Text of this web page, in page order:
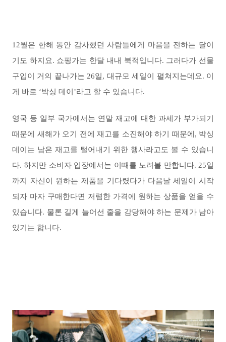
12월은 한해 동안 감사했던 사람들에게 마음을 전하는 달이
기도 하지요. 쇼핑가는 한달 내내 북적입니다. 그러다가 선물
구입이 거의 끝나가는 26일, 대규모 세일이 펼쳐지는데요. 이
게 바로 ‘박싱 데이’라고 할 수 있습니다.
영국 등 일부 국가에서는 연말 재고에 대한 과세가 부가되기
때문에 새해가 오기 전에 재고를 소진해야 하기 때문에, 박싱
데이는 남은 재고를 털어내기 위한 행사라고도 볼 수 있습니
다. 하지만 소비자 입장에서는 이때를 노려볼 만합니다. 25일
까지 자신이 원하는 제품을 기다렸다가 다음날 세일이 시작
되자 마자 구매한다면 저렴한 가격에 원하는 상품을 얻을 수
있습니다. 물론 길게 늘어선 줄을 감당해야 하는 문제가 남아
있기는 합니다.